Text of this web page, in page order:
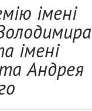
імені
імені
Андрея